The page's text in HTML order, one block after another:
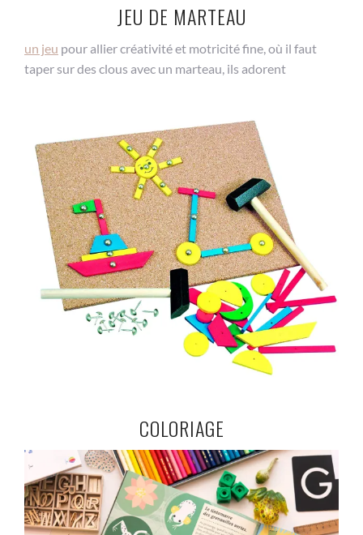
JEU DE MARTEAU
un jeu pour allier créativité et motricité fine, où il faut
taper sur des clous avec un marteau, ils adorent
COLORIAGE